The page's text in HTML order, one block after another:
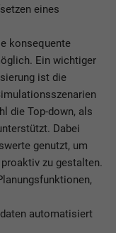
eines
konsequente
Ein wichtiger
ist die
die Top-down, als
Dabei
genutzt, um
zu gestalten.
automatisiert